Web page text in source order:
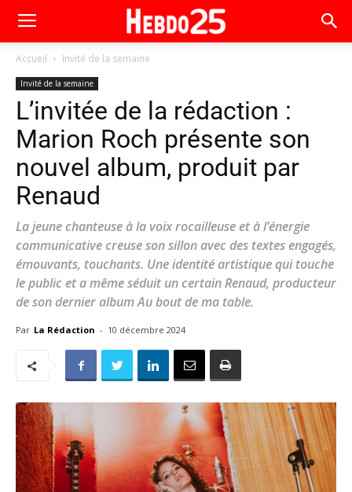
Accueil Invité de la semaine
Invité de la semaine
L’invitée de la rédaction :
Marion Roch présente son
nouvel album, produit par
Renaud
La jeune chanteuse à la voix rocailleuse et à l’énergie
communicative creuse son sillon avec des textes engagés,
émouvants, touchants. Une identité artistique qui touche
le public et a même séduit un certain Renaud, producteur
de son dernier album Au bout de ma table.
Par La Rédaction - 10 décembre 2024